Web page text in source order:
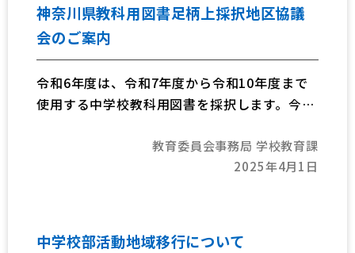
神奈川県教科用図書足柄上採択地区協議
会のご案内
令和6年度は、令和7年度から令和10年度まで
使用する中学校教科用図書を採択します。今回
務局となり事務を進めてまいります。会議開催
等の情報については、下記サイトをご覧くださ
教育委員会事務局 学校教育課
2025年4月1日
中学校部活動地域移行について